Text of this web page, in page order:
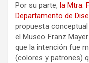
Por su parte, la Mtra.
Departamento de
propuesta
el Museo Franz
que la intención fue
(colores y patrones)